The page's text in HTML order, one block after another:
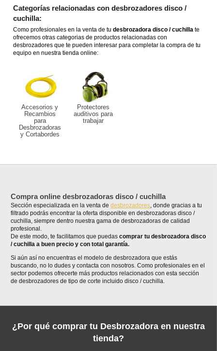
Categorías relacionadas con desbrozadores disco /
cuchilla:
Como profesionales en la venta de tudesbrozadora disco / cuchilla te
ofrecemos otras categorias de productos relacionadas con
desbrozadores que te pueden interesar para completar la compra de tu
equipo en nuestra tienda online:
Accesorios y
Recambios
para
Desbrozadoras
y Cortabordes
Protectores
auditivos para
trabajar
Compra online desbrozadoras disco / cuchilla
Sección especializada en la venta dedesbrozadores, donde gracias a tu
filtrado podrás encontrar la oferta disponible en desbrozadoras disco /
cuchilla, siempre dentro nuestra gama de desbrozadoras de calidad
profesional.
De este modo, te facilitamos que puedascomprar tu desbrozadora disco
/ cuchilla a buen precio y con total garantía.
Si aún así no encuentras el modelo de desbrozadora que estás
buscando, no lo dudes y contacta con nosotros. Como profesionales en el
sector podemos ofrecerte más productos relacionados con esta sección
de desbrozadores de tipo de corte incluido disco / cuchilla.
¿Por qué comprar tu Desbrozadora en nuestra
tienda?